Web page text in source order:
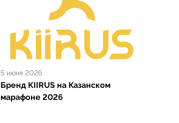
5 июня 2026
Бренд KIIRUS на Казанском
марафоне 2026